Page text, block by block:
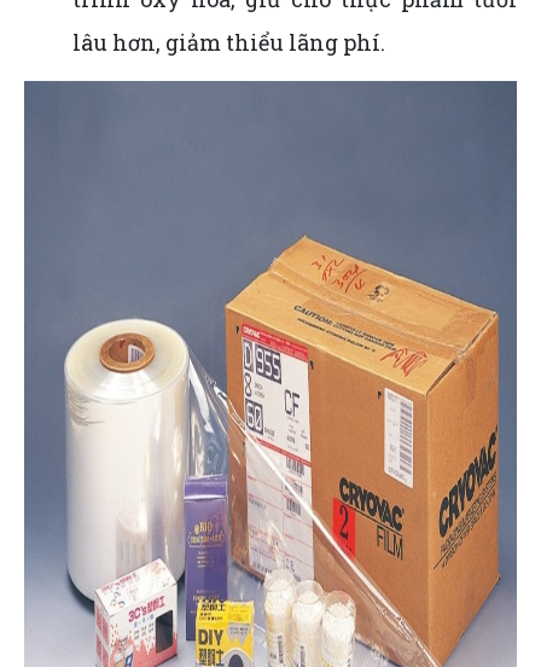
lâu hơn, giảm thiểu lãng phí.